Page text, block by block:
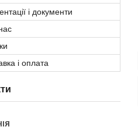
і документи
і оплата